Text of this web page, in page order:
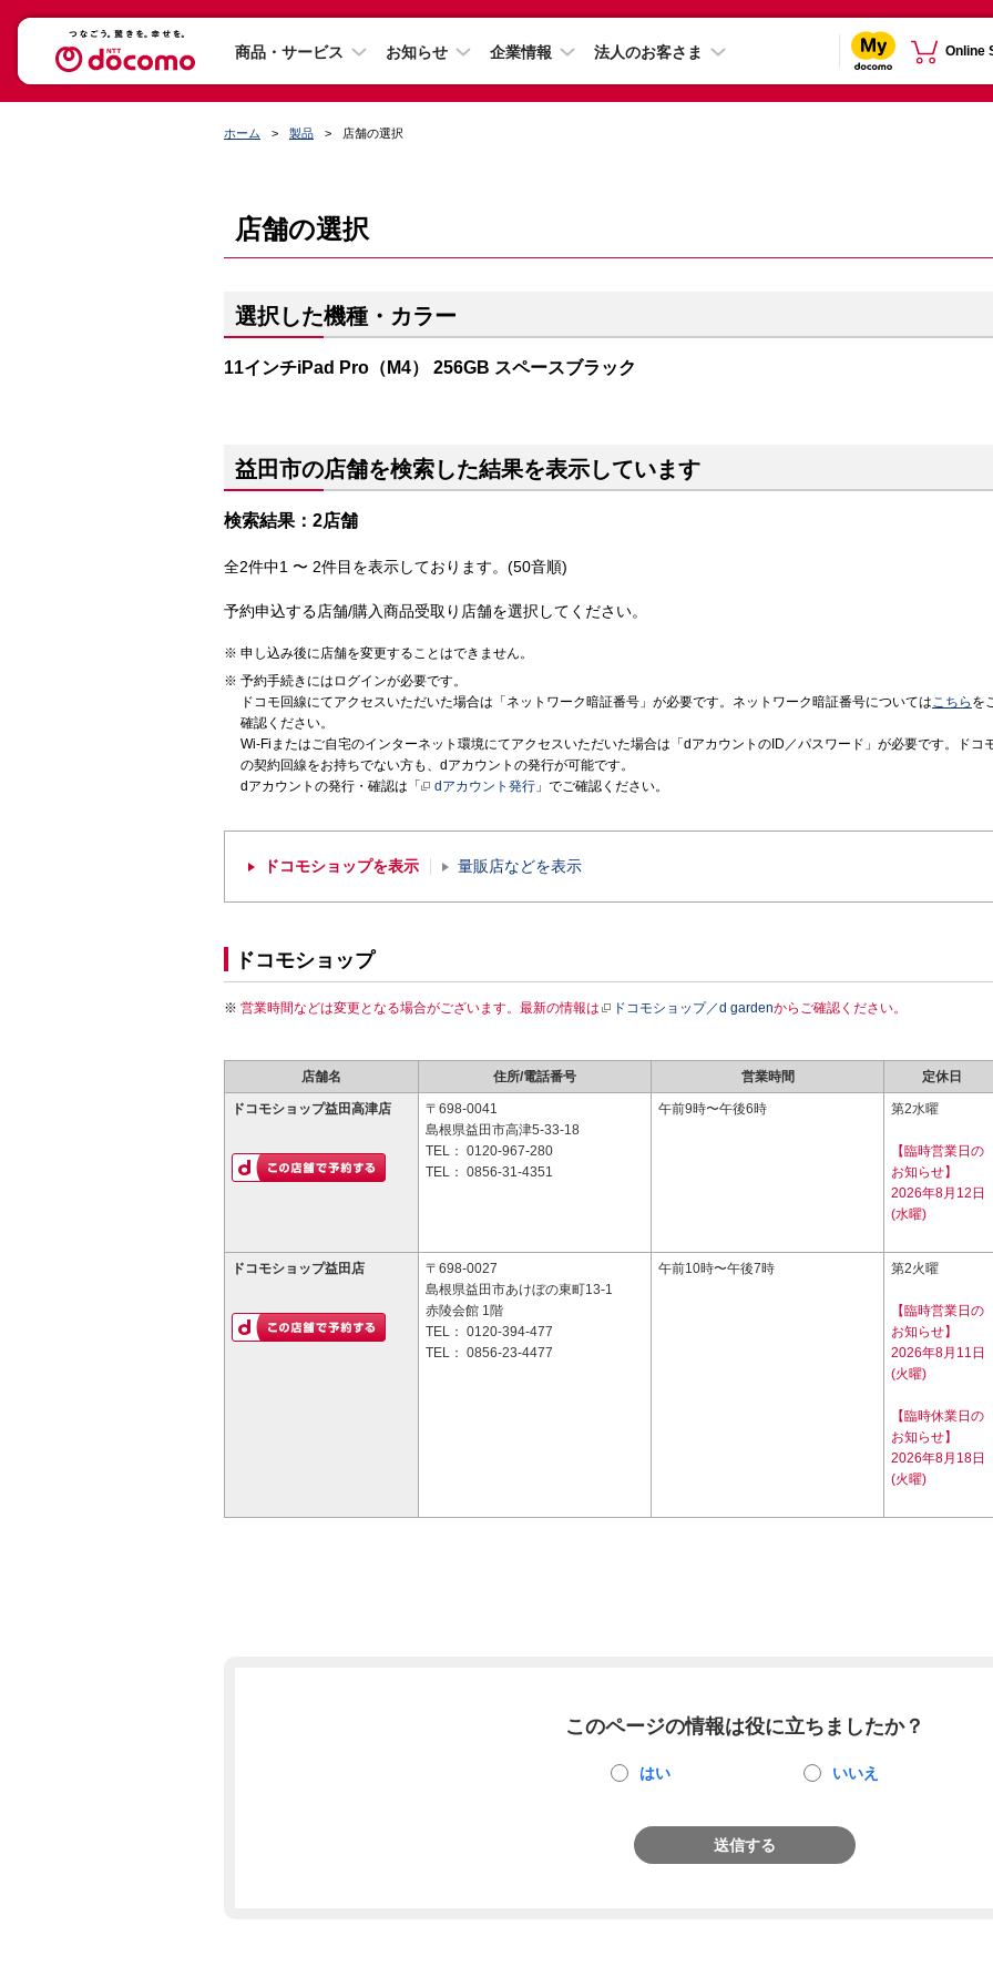
商品・サービス お知らせ 企業情報 法人のお客さま Online
ホーム 製品 店舗の選択
店舗の選択
選択した機種・カラー
11インチiPad Pro（M4） 256GB スペースブラック
益田市の店舗を検索した結果を表示しています
検索結果：2店舗
全2件中1 〜 2件目を表示しております。(50音順)
予約申込する店舗/購入商品受取り店舗を選択してください。
申し込み後に店舗を変更することはできません。
予約手続きにはログインが必要です。
ドコモ回線にてアクセスいただいた場合は「ネットワーク暗証番号」が必要です。ネットワーク暗証番号についてはこちら を
確認ください。
Wi-Fiまたはご自宅のインターネット環境にてアクセスいただいた場合は「dアカウントのID／パスワード」が必要です。ドコ
の契約回線をお持ちでない方も、dアカウントの発行が可能です。
dアカウントの発行・確認は「
dアカウント発行 」でご確認ください。
ドコモショップを表示 量販店などを表示
ドコモショップ
営業時間などは変更となる場合がございます。最新の情報は ドコモショップ／d gardenからご確認ください。
店舗名 住所/電話番号 営業時間 定休日
ドコモショップ益田高津店
〒698-0041
島根県益田市高津5-33-18
TEL： 0120-967-280
TEL： 0856-31-4351
午前9時〜午後6時 第2水曜
【臨時営業日の
お知らせ】
2026年8月12日
(水曜)
ドコモショップ益田店
〒698-0027
島根県益田市あけぼの東町13-1
赤陵会館 1階
TEL： 0120-394-477
TEL： 0856-23-4477
午前10時〜午後7時 第2火曜
【臨時営業日の
お知らせ】
2026年8月11日
(火曜)
【臨時休業日の
お知らせ】
2026年8月18日
(火曜)
このページの情報は役に立ちましたか？
はい いいえ
送信する